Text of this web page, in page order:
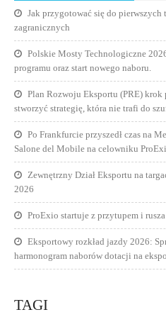
Jak przygotować się do pierwszych
zagranicznych
Polskie Mosty Technologiczne
programu oraz start nowego naboru.
Plan Rozwoju Eksportu (PRE)
stworzyć strategię, która nie trafi do
Po Frankfurcie przyszedł czas na
Salone del Mobile na celowniku
Zewnętrzny Dział Eksportu na
2026
ProExio startuje z przytupem i
Eksportowy rozkład jazdy 2026:
harmonogram naborów dotacji na
TAGI